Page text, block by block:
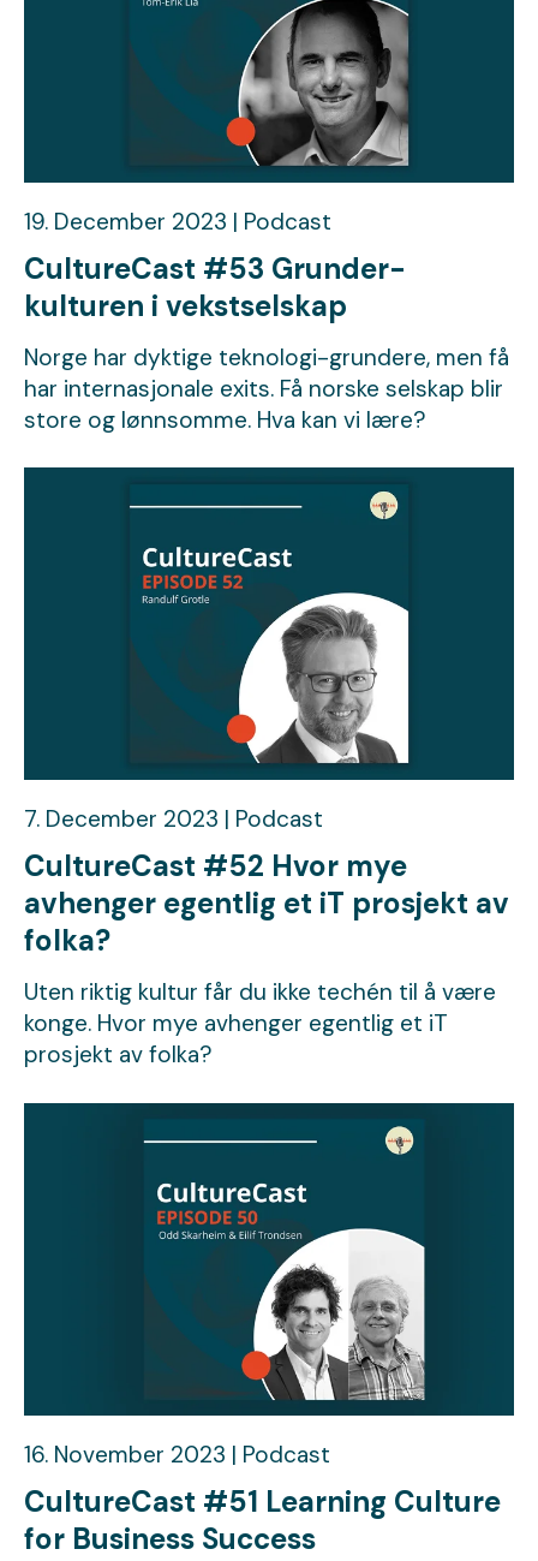
19. December 2023 | Podcast
CultureCast #53 Grunder-
kulturen i vekstselskap
Norge har dyktige teknologi-grundere, men få
har internasjonale exits. Få norske selskap blir
store og lønnsomme. Hva kan vi lære?
7. December 2023 | Podcast
CultureCast #52 Hvor mye
avhenger egentlig et iT prosjekt av
folka?
Uten riktig kultur får du ikke techén til å være
konge. Hvor mye avhenger egentlig et iT
prosjekt av folka?
16. November 2023 | Podcast
CultureCast #51 Learning Culture
for Business Success